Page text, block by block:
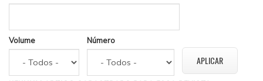
Volume Número